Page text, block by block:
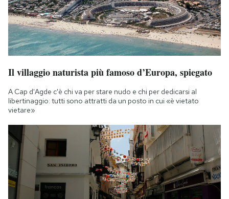
Notifiche mobile
Regala il Post
Hai bisogno di aiuto?
Esci
Il villaggio naturista più famoso d’Europa, spiegato
A Cap d'Agde c'è chi va per stare nudo e chi per dedicarsi al
libertinaggio: tutti sono attratti da un posto in cui «è vietato
vietare»